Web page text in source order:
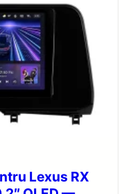
Lexus RX